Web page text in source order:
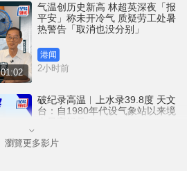
01:02
气温创历史新高 林超英深夜「报
平安」称未开冷气 质疑劳工处暑
热警告「取消也没分别」
港闻
2小时前
破纪录高温︱上水录39.8度 天文
台：自1980年代设气象站以来境
港闻
瀏覽更多影片